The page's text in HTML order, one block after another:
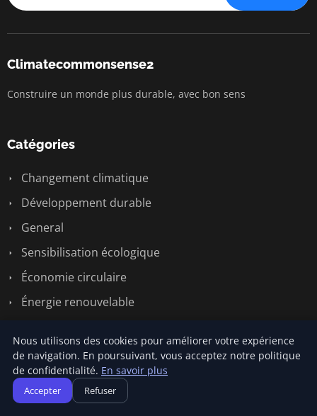
Climatecommonsense2
Construire un monde plus durable, avec bon sens
Catégories
Changement climatique
Développement durable
General
Sensibilisation écologique
Économie circulaire
Énergie renouvelable
Liens utiles
Contact
Nous utilisons des cookies pour améliorer votre expérience
de navigation. En poursuivant, vous acceptez notre politique
de confidentialité. En savoir plus
Accepter Refuser